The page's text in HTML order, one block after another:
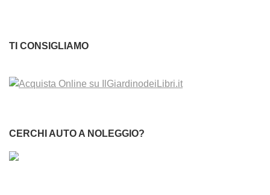
TI CONSIGLIAMO
CERCHI AUTO A NOLEGGIO?